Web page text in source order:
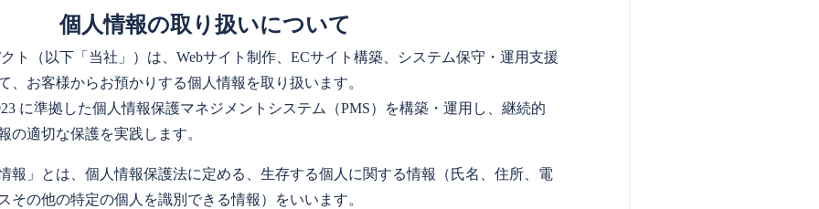
個人情報の取り扱いについて
ト（以下「当社」）は、Webサイト制作、ECサイト構築、システム保守・運用支援
、お客様からお預かりする個人情報を取り扱います。
に準拠した個人情報保護マネジメントシステム（PMS）を構築・運用し、継続的
の適切な保護を実践します。
報」とは、個人情報保護法に定める、生存する個人に関する情報（氏名、住所、電
その他の特定の個人を識別できる情報）をいいます。